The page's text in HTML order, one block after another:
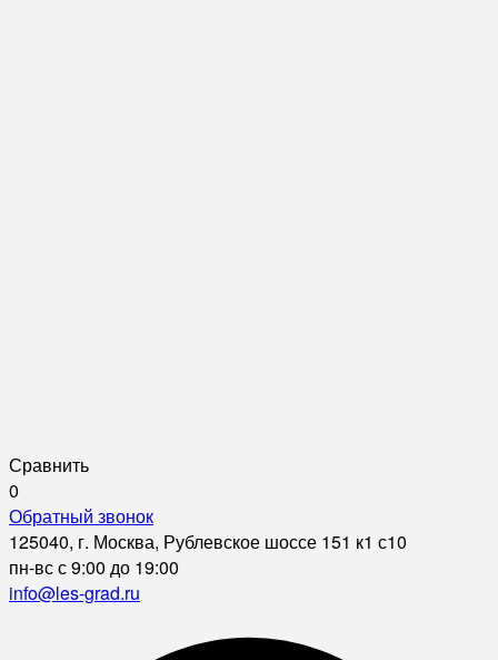
Сравнить
0
Обратный звонок
125040, г. Москва, Рублевское шоссе 151 к1 с10
пн-вс с 9:00 до 19:00
info@les-grad.ru